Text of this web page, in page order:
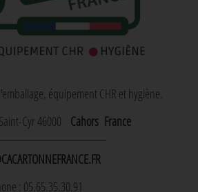
équipement CHR et hygiène.
Cyr 46000 Cahors France
: 05.65.35.30.91